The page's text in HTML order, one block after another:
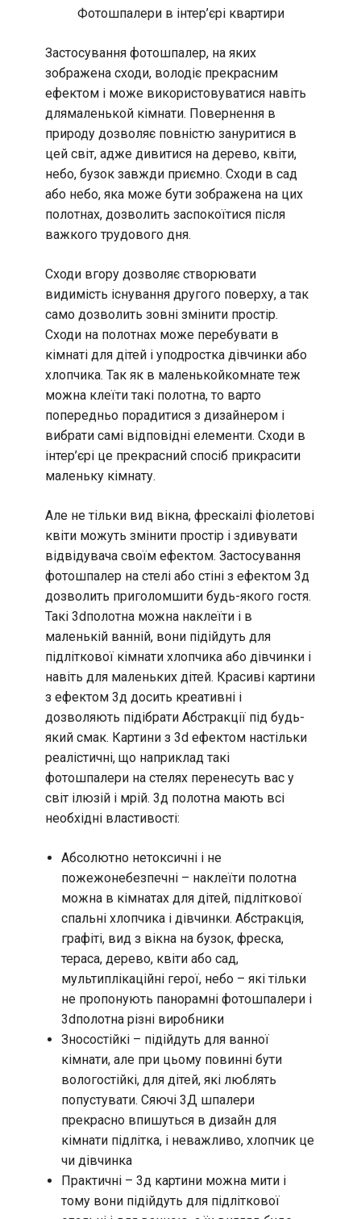
Фотошпалери в інтер’єрі квартири
Застосування фотошпалер, на яких
зображена сходи, володіє прекрасним
ефектом і може використовуватися навіть
длямаленькой кімнати. Повернення в
природу дозволяє повністю зануритися в
цей світ, адже дивитися на дерево, квіти,
небо, бузок завжди приємно. Сходи в сад
або небо, яка може бути зображена на цих
полотнах, дозволить заспокоїтися після
важкого трудового дня.
Сходи вгору дозволяє створювати
видимість існування другого поверху, а так
само дозволить зовні змінити простір.
Сходи на полотнах може перебувати в
кімнаті для дітей і уподростка дівчинки або
хлопчика. Так як в маленькойкомнате теж
можна клеїти такі полотна, то варто
попередньо порадитися з дизайнером і
вибрати самі відповідні елементи. Сходи в
інтер’єрі це прекрасний спосіб прикрасити
маленьку кімнату.
Але не тільки вид вікна, фрескаілі фіолетові
квіти можуть змінити простір і здивувати
відвідувача своїм ефектом. Застосування
фотошпалер на стелі або стіні з ефектом 3д
дозволить приголомшити будь-якого гостя.
Такі 3dполотна можна наклеїти і в
маленькій ванній, вони підійдуть для
підліткової кімнати хлопчика або дівчинки і
навіть для маленьких дітей. Красиві картини
з ефектом 3д досить креативні і
дозволяють підібрати Абстракції під будь-
який смак. Картини з 3d ефектом настільки
реалістичні, що наприклад такі
фотошпалери на стелях перенесуть вас у
світ ілюзій і мрій. 3д полотна мають всі
необхідні властивості:
Абсолютно нетоксичні і не
пожежонебезпечні – наклеїти полотна
можна в кімнатах для дітей, підліткової
спальні хлопчика і дівчинки. Абстракція,
графіті, вид з вікна на бузок, фреска,
тераса, дерево, квіти або сад,
мультиплікаційні герої, небо – які тільки
не пропонують панорамні фотошпалери і
3dполотна різні виробники
Зносостійкі – підійдуть для ванної
кімнати, але при цьому повинні бути
вологостійкі, для дітей, які люблять
попустувати. Сяючі 3Д шпалери
прекрасно впишуться в дизайн для
кімнати підлітка, і неважливо, хлопчик це
чи дівчинка
Практичні – 3д картини можна мити і
тому вони підійдуть для підліткової